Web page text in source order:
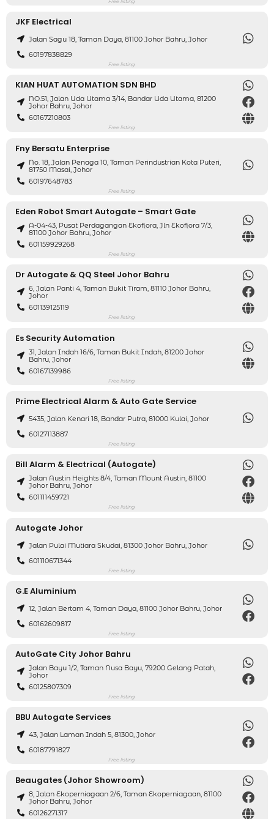
JKF Electrical
Jalan Sagu 18, Taman Daya, 81100 Johor Bahru, Johor
60197838829
Free listing
KIAN HUAT AUTOMATION SDN BHD
NO.51, Jalan Uda Utama 3/14, Bandar Uda Utama, 81200
Johor Bahru, Johor
60167210803
Free listing
Fny Bersatu Enterprise
No. 18, Jalan Penaga 10, Taman Perindustrian Kota Puteri,
81750 Masai, Johor
60197648783
Free listing
Eden Robot Smart Autogate – Smart Gate
A-04-43, Pusat Perdagangan Ekoflora, Jln Ekoflora 7/3,
81100 Johor Bahru, Johor
601159929268
Free listing
Dr Autogate & QQ Steel Johor Bahru
6, Jalan Panti 4, Taman Bukit Tiram, 81110 Johor Bahru,
Johor
601139125119
Free listing
Es Security Automation
31, Jalan Indah 16/6, Taman Bukit Indah, 81200 Johor
Bahru, Johor
60167139986
Free listing
Prime Electrical Alarm & Auto Gate Service
5435, Jalan Kenari 18, Bandar Putra, 81000 Kulai, Johor
60127113887
Free listing
Bill Alarm & Electrical (Autogate)
Jalan Austin Heights 8/4, Taman Mount Austin, 81100
Johor Bahru, Johor
601111459721
Free listing
Autogate Johor
Jalan Pulai Mutiara Skudai, 81300 Johor Bahru, Johor
601110671344
Free listing
G.E Aluminium
12, Jalan Bertam 4, Taman Daya, 81100 Johor Bahru, Johor
60162609817
Free listing
AutoGate City Johor Bahru
Jalan Bayu 1/2, Taman Nusa Bayu, 79200 Gelang Patah,
Johor
60125807309
Free listing
BBU Autogate Services
43, Jalan Laman Indah 5, 81300, Johor
60187791827
Free listing
Beaugates (Johor Showroom)
8, Jalan Ekoperniagaan 2/6, Taman Ekoperniagaan, 81100
Johor Bahru, Johor
60126271317